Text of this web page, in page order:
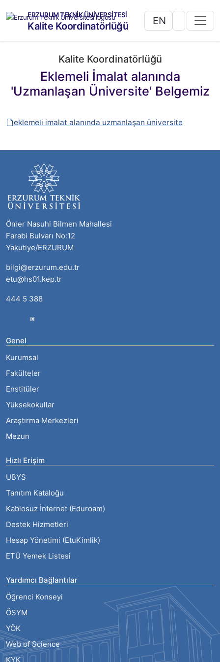
ERZURUM TEKNİK ÜNİVERSİTESİ
Kalite Koordinatörlüğü EN
Kalite Koordinatörlüğü
Eklemeli İmalat alanında
'Uzmanlaşan Üniversite' Belgemiz
eklemeli imalat alanında uzmanlaşan üniversite
Ömer Nasuhi Bilmen Mahallesi
Farabi Bulvarı No:12
Yakutiye/ERZURUM
bilgi@erzurum.edu.tr
etu@hs01.kep.tr
444 5 388
Genel
Kurumsal
Fakülteler
Enstitüler
Yüksekokullar
Araştırma Merkezleri
Mezun
Hızlı Erişim
UBYS
Tanıtım Kataloğu
Kablosuz İnternet (Eduroam)
Destek Hizmetleri
Hesap Yönetimi (EtuKimlik)
ETÜ Yemek Listesi
Yardımcı Bağlantılar
Öğrenci Konseyi
ÖSYM
YÖK
Web of Science
KYK